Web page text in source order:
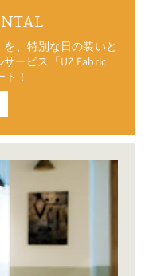
、特別な日の装いと
ービス「UZ Fabric
ト！